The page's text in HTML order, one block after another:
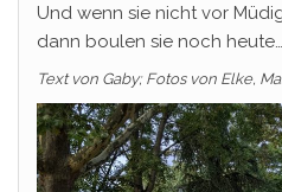
Und wenn sie nicht vor
dann boulen sie noch heute…
Text von Gaby; Fotos von Elke,